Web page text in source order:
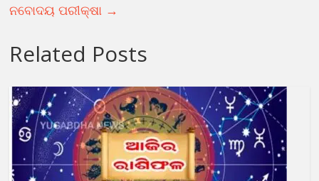
ନବୋଦୟ ପରୀକ୍ଷା →
Related Posts